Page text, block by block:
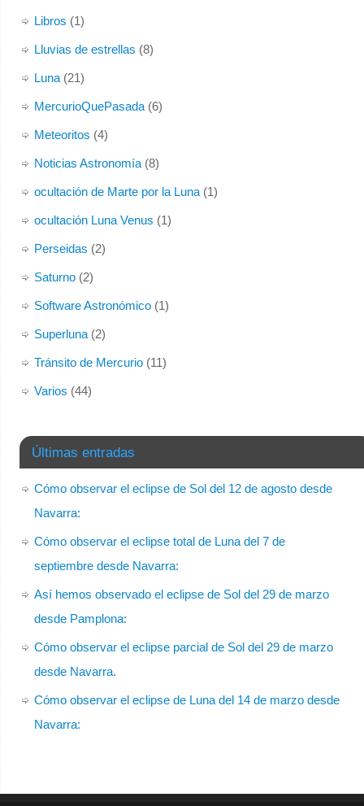
Libros (1)
Lluvias de estrellas (8)
Luna(21)
MercurioQuePasada(6)
Meteoritos (4)
Noticias Astronomía(8)
ocultación de Marte por la Luna(1)
ocultación Luna Venus (1)
Perseidas (2)
Saturno(2)
Software Astronómico(1)
Superluna(2)
Tránsito de Mercurio(11)
Varios (44)
Últimas entradas
Cómo observar el eclipse de Sol del 12 de agosto desde
Navarra:
Cómo observar el eclipse total de Luna del 7 de
septiembre desde Navarra:
Así hemos observado el eclipse de Sol del 29 de marzo
desde Pamplona:
Cómo observar el eclipse parcial de Sol del 29 de marzo
desde Navarra.
Cómo observar el eclipse de Luna del 14 de marzo desde
Navarra: